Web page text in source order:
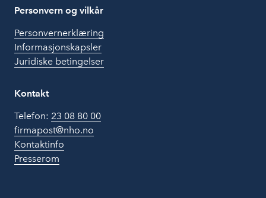
Personvern og vilkår
Personvernerklæring
Informasjonskapsler
Juridiske betingelser
Kontakt
Telefon: 23 08 80 00
firmapost@nho.no
Kontaktinfo
Presserom